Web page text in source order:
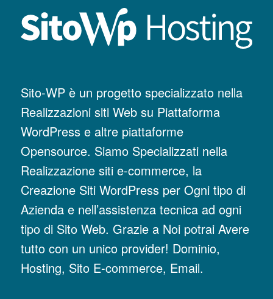
Sito-WP è un progetto specializzato nella
Realizzazioni siti Web su Piattaforma
WordPress e altre piattaforme
Opensource. Siamo Specializzati nella
Realizzazione siti e-commerce, la
Creazione Siti WordPress per Ogni tipo di
Azienda e nell’assistenza tecnica ad ogni
tipo di Sito Web. Grazie a Noi potrai Avere
tutto con un unico provider! Dominio,
Hosting, Sito E-commerce, Email.